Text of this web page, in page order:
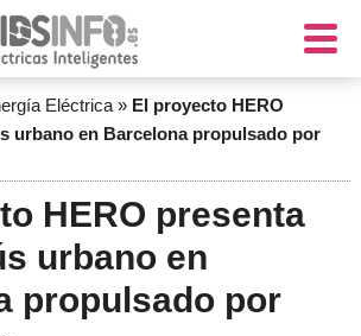
Eléctrica» El proyecto HERO
urbano en Barcelona propulsado por
HERO presenta
urbano en
propulsado por